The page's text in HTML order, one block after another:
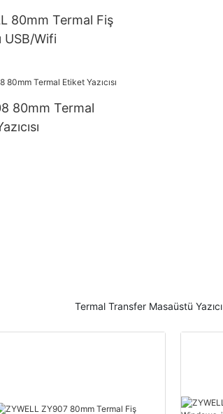
USB+LAN
80mm Termal Fiş
USB/Wifi
80mm Termal
Termal Transfer Masaüstü Yazıcı